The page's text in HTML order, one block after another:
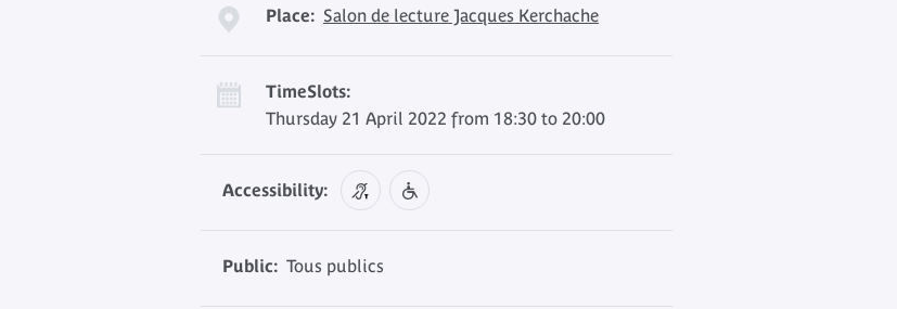
Place: Salon de lecture Jacques Kerchache
TimeSlots:
Thursday 21 April 2022 from 18:30 to 20:00
Accessibility:
Public: Tous publics